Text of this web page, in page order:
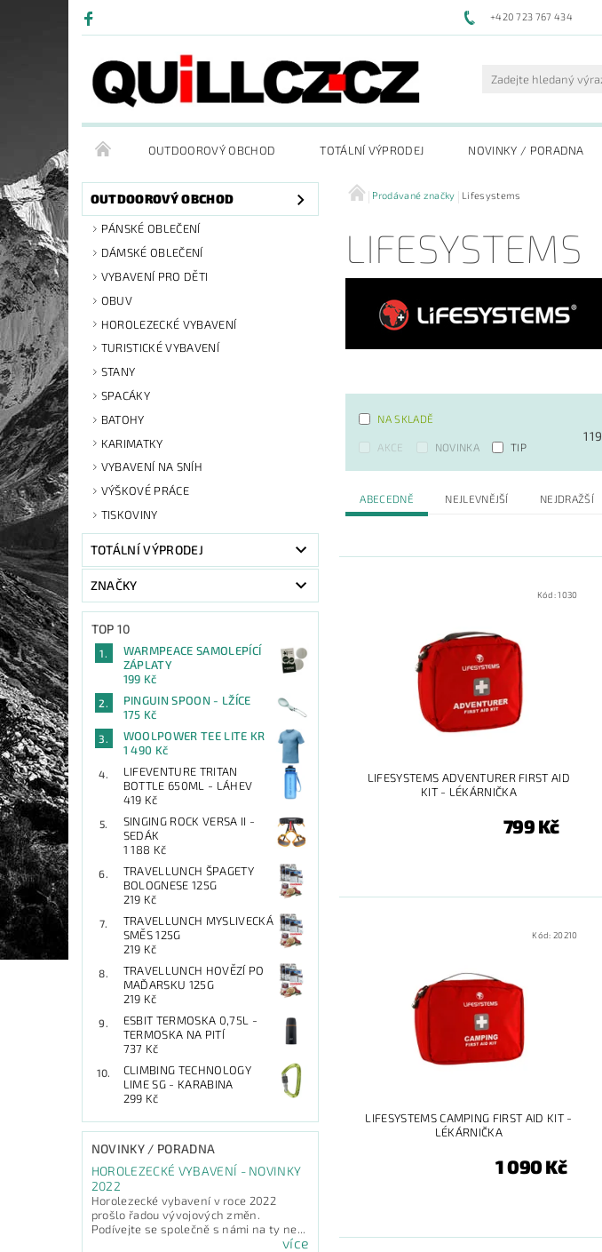
+420 723 767 434
OUTDOOROVÝ OBCHOD TOTÁLNÍ VÝPRODEJ NOVINKY / PORADNA
OUTDOOROVÝ OBCHOD
PÁNSKÉ OBLEČENÍ
DÁMSKÉ OBLEČENÍ
VYBAVENÍ PRO DĚTI
OBUV
HOROLEZECKÉ VYBAVENÍ
TURISTICKÉ VYBAVENÍ
STANY
SPACÁKY
BATOHY
KARIMATKY
VYBAVENÍ NA SNÍH
VÝŠKOVÉ PRÁCE
TISKOVINY
TOTÁLNÍ VÝPRODEJ
ZNAČKY
TOP 10
WARMPEACE SAMOLEPÍCÍ
ZÁPLATY
199 Kč
PINGUIN SPOON - LŽÍCE
175 Kč
WOOLPOWER TEE LITE KR
1 490 Kč
LIFEVENTURE TRITAN
BOTTLE 650ML - LÁHEV
419 Kč
SINGING ROCK VERSA II -
SEDÁK
1 188 Kč
TRAVELLUNCH ŠPAGETY
BOLOGNESE 125G
219 Kč
TRAVELLUNCH MYSLIVECKÁ
SMĚS 125G
219 Kč
TRAVELLUNCH HOVĚZÍ PO
MAĎARSKU 125G
219 Kč
ESBIT TERMOSKA 0,75L -
TERMOSKA NA PITÍ
737 Kč
CLIMBING TECHNOLOGY
LIME SG - KARABINA
299 Kč
NOVINKY / PORADNA
HOROLEZECKÉ VYBAVENÍ - NOVINKY
2022
Horolezecké vybavení v roce 2022
prošlo řadou vývojových změn.
Podívejte se společně s námi na ty ne...
více
Prodávané značky Lifesystems
LIFESYSTEMS
NA SKLADĚ
AKCE NOVINKA TIP
119
ABECEDNĚ NEJLEVNĚJŠÍ NEJDRAŽŠÍ
Kód:1030
LIFESYSTEMS ADVENTURER FIRST AID
KIT - LÉKÁRNIČKA
799 Kč
Kód: 20210
LIFESYSTEMS CAMPING FIRST AID KIT -
LÉKÁRNIČKA
1 090 Kč